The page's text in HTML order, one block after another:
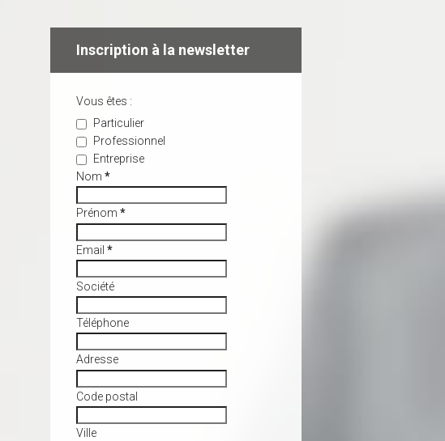
Inscription à la newsletter
Vous êtes :
Particulier
Professionnel
Entreprise
Nom *
Prénom *
Email *
Société
Téléphone
Adresse
Code postal
Ville